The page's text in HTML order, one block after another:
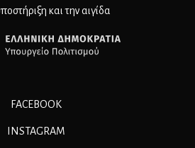
και την αιγίδα
FACEBOOK
INSTAGRAM